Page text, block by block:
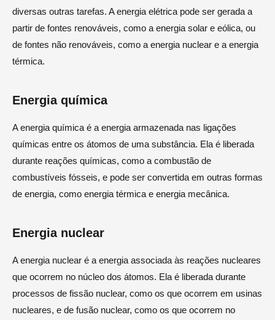
diversas outras tarefas. A energia elétrica pode ser gerada a
partir de fontes renováveis, como a energia solar e eólica, ou
de fontes não renováveis, como a energia nuclear e a energia
térmica.
Energia química
A energia química é a energia armazenada nas ligações
químicas entre os átomos de uma substância. Ela é liberada
durante reações químicas, como a combustão de
combustíveis fósseis, e pode ser convertida em outras formas
de energia, como energia térmica e energia mecânica.
Energia nuclear
A energia nuclear é a energia associada às reações nucleares
que ocorrem no núcleo dos átomos. Ela é liberada durante
processos de fissão nuclear, como os que ocorrem em usinas
nucleares, e de fusão nuclear, como os que ocorrem no